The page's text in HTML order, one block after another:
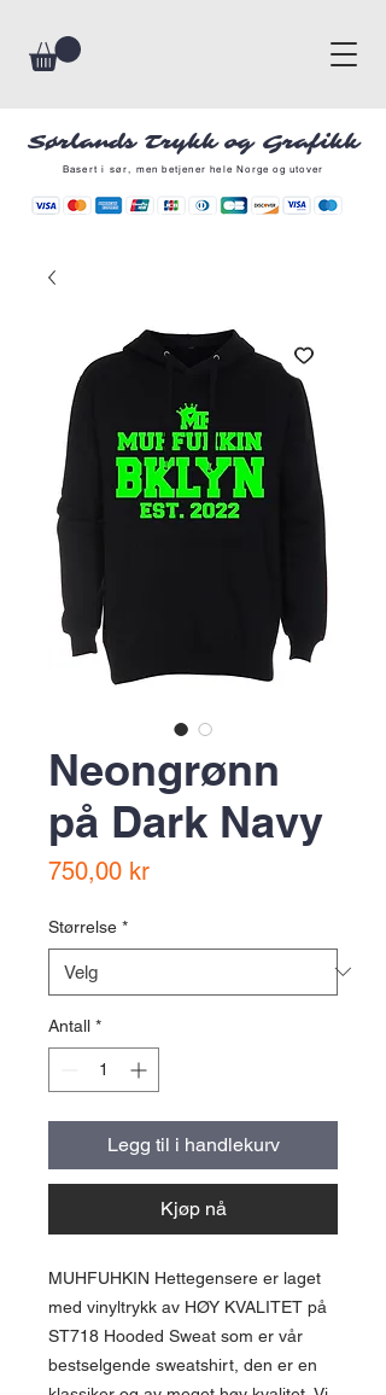
Sørlands Trykk og Grafikk
Basert i sør, men betjener hele Norge og utover
Neongrønn
på Dark Navy
750,00 krPris
Størrelse *
Antall *
Legg til i handlekurv
Kjøp nå
MUHFUHKIN Hettegensere er laget
med vinyltrykk av HØY KVALITET på
ST718 Hooded Sweat som er vår
bestselgende sweatshirt, den er en